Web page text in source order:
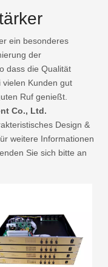
ein besonderes
der
dass die Qualität
Kunden gut
Ruf genießt.
Co., Ltd.
Design &
weitere Informationen
Sie sich bitte an